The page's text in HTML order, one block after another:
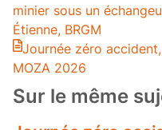
minier sous un
Étienne, BRGM
Journée zéro
MOZA 2026
Sur le même